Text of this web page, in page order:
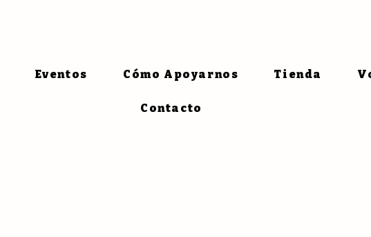
Eventos Cómo Apoyarnos Tienda
Contacto